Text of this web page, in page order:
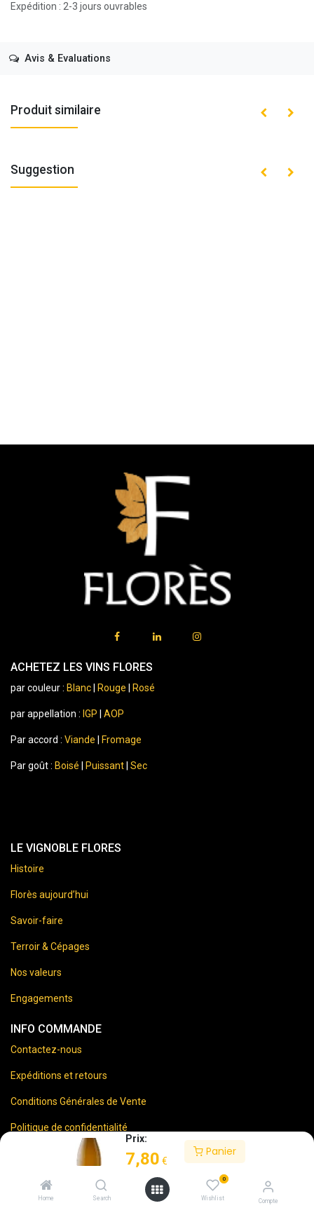
Prix:
7,80 €
Panier
Home Search
0
Wishlist Compte
Expédition : 2-3 jours ouvrables
Avis & Evaluations
Produit similaire
Suggestion
ACHETEZ LES VINS FLORES
par couleur : Blanc Rouge Rosé
par appellation : IGP AOP
Par accord : Viande Fromage
Par goût : Boisé Puissant Sec
LE VIGNOBLE FLORES
Histoire
Florès aujourd’hui
Savoir-faire
Terroir & Cépages
Nos valeurs
Engagements
INFO COMMANDE
Contactez-nous
Expéditions et retours
Conditions Générales de Vente
Politique de confidentialité
Mentions Légales